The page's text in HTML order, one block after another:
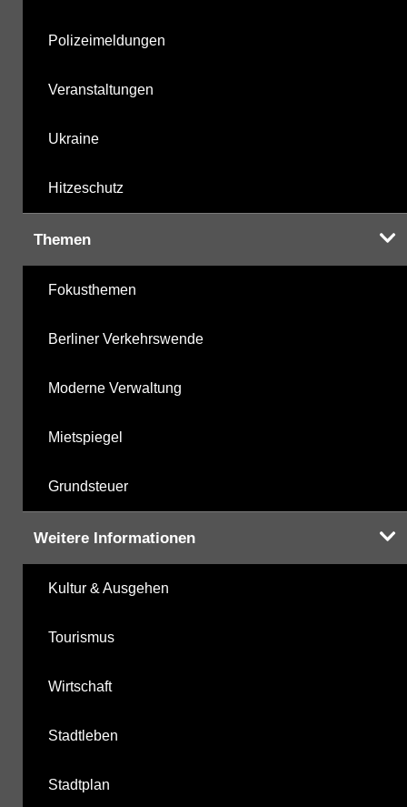
Polizeimeldungen
Veranstaltungen
Ukraine
Hitzeschutz
Themen
Fokusthemen
Berliner Verkehrswende
Moderne Verwaltung
Mietspiegel
Grundsteuer
Weitere Informationen
Kultur & Ausgehen
Tourismus
Wirtschaft
Stadtleben
Stadtplan